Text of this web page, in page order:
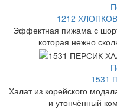
1212
Эффектная пижама с
которая нежно
1531
Халат из корейского
и утончённый